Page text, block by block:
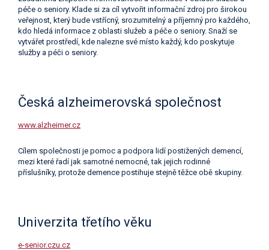
péče o seniory. Klade si za cíl vytvořit informační zdroj pro širokou
veřejnost, který bude vstřícný, srozumitelný a příjemný pro každého,
kdo hledá informace z oblasti služeb a péče o seniory. Snaží se
vytvářet prostředí, kde nalezne své místo každý, kdo poskytuje
služby a péči o seniory.
Česká alzheimerovská společnost
www.alzheimer.cz
Cílem společnosti je pomoc a podpora lidí postižených demencí,
mezi které řadí jak samotné nemocné, tak jejich rodinné
příslušníky, protože demence postihuje stejně těžce obě skupiny.
Univerzita třetího věku
e-senior.czu.cz